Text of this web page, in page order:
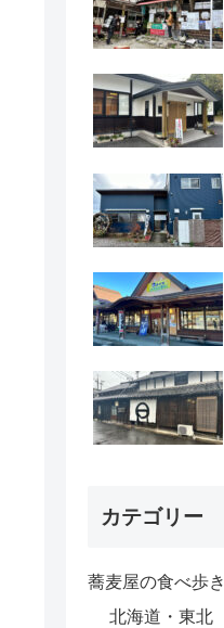
カテゴリー
蕎麦屋の食べ歩き
北海道・東北